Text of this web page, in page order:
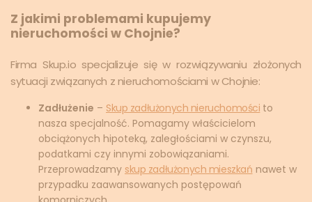
Z jakimi problemami kupujemy
nieruchomości w Chojnie?
Firma Skup.io specjalizuje się w rozwiązywaniu złożonych
sytuacji związanych z nieruchomościami w Chojnie:
Zadłużenie – Skup zadłużonych nieruchomości to
nasza specjalność. Pomagamy właścicielom
obciążonych hipoteką, zaległościami w czynszu,
podatkami czy innymi zobowiązaniami.
Przeprowadzamy skup zadłużonych mieszkań nawet w
przypadku zaawansowanych postępowań